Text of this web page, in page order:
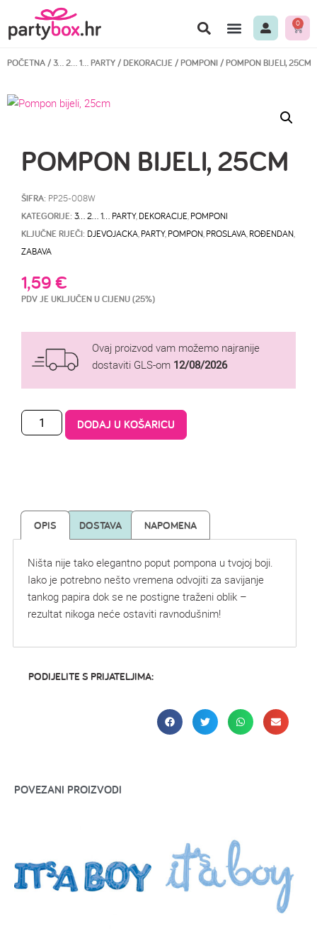
0
POČETNA/3… 2… 1… PARTY/DEKORACIJE/POMPONI/ POMPON BIJELI, 25CM
POMPON BIJELI, 25CM
ŠIFRA: PP25-008W
KATEGORIJE: 3… 2… 1… PARTY, DEKORACIJE POMPONI
KLJUČNE RIJEČI: DJEVOJACKA PARTY, POMPON PROSLAVA ROĐENDAN
ZABAVA
1,59€
PDV JE UKLJUČEN U CIJENU (25%)
Ovaj proizvod vam možemo najranije
dostaviti GLS-om 12/08/2026
DODAJ U KOŠARICU
OPIS DOSTAVA NAPOMENA
Ništa nije tako elegantno poput pompona u tvojoj boji.
Iako je potrebno nešto vremena odvojiti za savijanje
tankog papira dok se ne postigne traženi oblik –
rezultat nikoga neće ostaviti ravnodušnim!
PODIJELITE S PRIJATELJIMA:
POVEZANI PROIZVODI